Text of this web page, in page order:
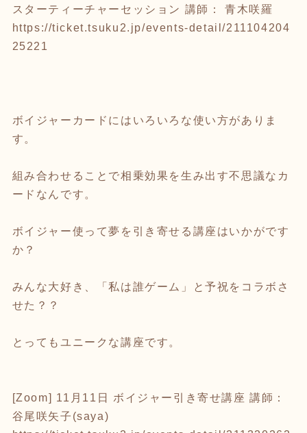
スターティーチャーセッション 講師： 青木咲羅
https://ticket.tsuku2.jp/events-detail/211104204
25221
ボイジャーカードにはいろいろな使い方がありま
す。
組み合わせることで相乗効果を生み出す不思議なカ
ードなんです。
ボイジャー使って夢を引き寄せる講座はいかがです
か？
みんな大好き、「私は誰ゲーム」と予祝をコラボさ
せた？？
とってもユニークな講座です。
[Zoom] 11月11日 ボイジャー引き寄せ講座 講師：
谷尾咲矢子(saya)